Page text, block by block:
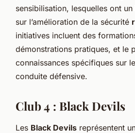
sensibilisation, lesquelles ont
sur l’amélioration de la sécurité
initiatives incluent des
démonstrations pratiques, et le
connaissances spécifiques sur
conduite défensive.
Club 4 : Black Devils
Les Black Devils représentent